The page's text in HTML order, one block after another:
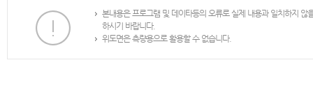
본내용은 프로그램 및 데이타등의 오류로 실제 내용과 일치하지
하시기 바랍니다.
위도면은 측량용으로 활용할 수 없습니다.